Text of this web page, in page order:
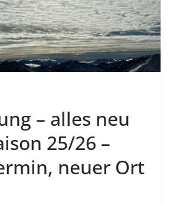
– alles neu
25/26 –
neuer Ort